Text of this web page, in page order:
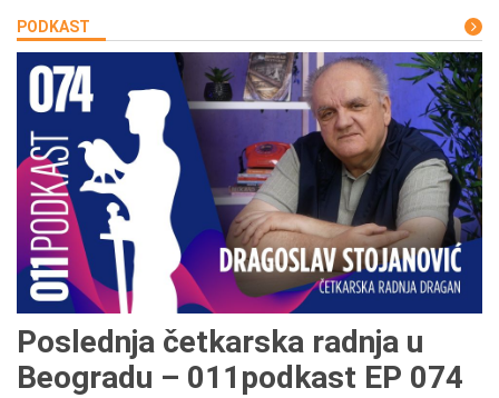
PODKAST
Poslednja četkarska radnja u
Beogradu – 011podkast EP 074